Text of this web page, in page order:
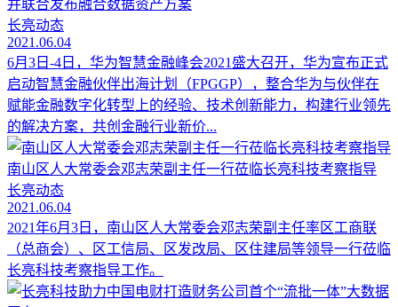
并联合发布融合数据资产方案
长亮动态
2021.06.04
6月3日-4日，华为智慧金融峰会2021盛大召开，华为宣布正式
启动智慧金融伙伴出海计划（FPGGP），整合华为与伙伴在
赋能金融数字化转型上的经验、技术创新能力，构建行业领先
的解决方案，共创金融行业新价...
南山区人大常委会邓志荣副主任一行莅临长亮科技考察指导
长亮动态
2021.06.04
2021年6月3日，南山区人大常委会邓志荣副主任率区工商联
（总商会）、区工信局、区发改局、区住建局等领导一行莅临
长亮科技考察指导工作。